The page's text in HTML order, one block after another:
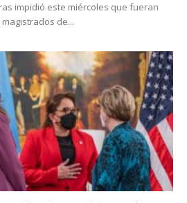
impidió este miércoles que fueran
de...